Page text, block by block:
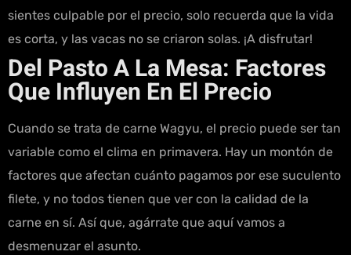
sientes culpable por el precio, solo recuerda que la vida
es corta, y las vacas no se criaron solas. ¡A disfrutar!
Del Pasto A La Mesa: Factores
Que Influyen En El Precio
Cuando se trata de carne Wagyu, el precio puede ser tan
variable como el clima en primavera. Hay un montón de
factores que afectan cuánto pagamos por ese suculento
filete, y no todos tienen que ver con la calidad de la
carne en sí. Así que, agárrate que aquí vamos a
desmenuzar el asunto.